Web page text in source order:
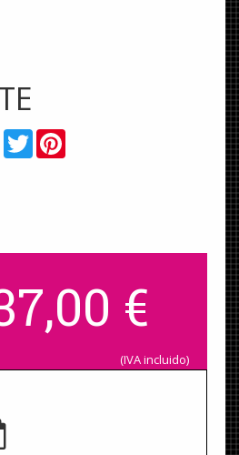
Facebook
Twitter
€
(IVA incluido)